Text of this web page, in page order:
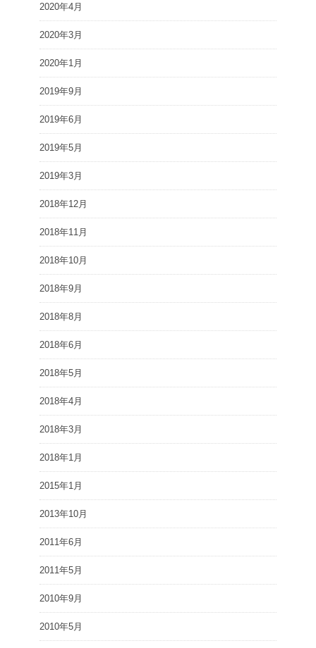
2020年4月
2020年3月
2020年1月
2019年9月
2019年6月
2019年5月
2019年3月
2018年12月
2018年11月
2018年10月
2018年9月
2018年8月
2018年6月
2018年5月
2018年4月
2018年3月
2018年1月
2015年1月
2013年10月
2011年6月
2011年5月
2010年9月
2010年5月